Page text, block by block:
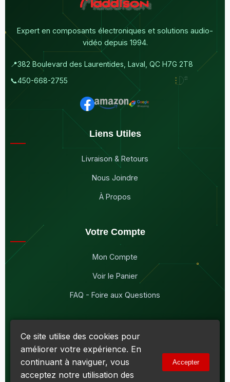
Expert en composants électroniques et solutions audio-
vidéo depuis 1994.
📍382 Boulevard des Laurentides, Laval, QC H7G 2T8
📞450-668-2755
Liens Utiles
Livraison & Retours
Nous Joindre
À Propos
Votre Compte
Mon Compte
Voir le Panier
FAQ - Foire aux Questions
© 2026Maddison Électronique Inc.
Politique de confidentialité & Cookies|
Conditions d'utilisation
Numéro d'entreprise du Québec (NEQ) :
Ce site utilise des cookies pour
améliorer votre expérience. En
continuant à naviguer, vous
acceptez notre utilisation des
Accepter